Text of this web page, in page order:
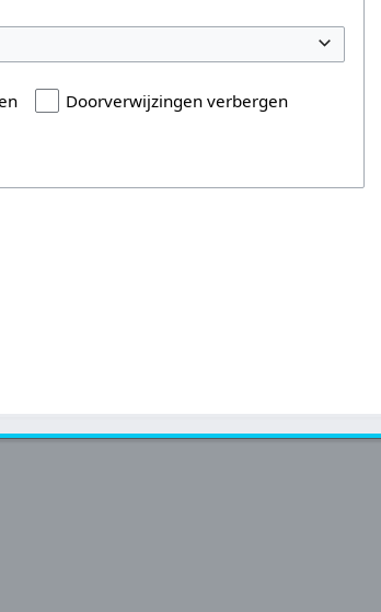
Doorverwijzingen verbergen